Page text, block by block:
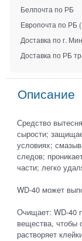
Белпочта по РБ
Европочта по РБ
Доставка по г.
Доставка по РБ
Описание
Средство
сырости;
условиях;
следов;
части; легко
WD-40 может
Очищает: WD-40
вещества, чтобы
растворяет